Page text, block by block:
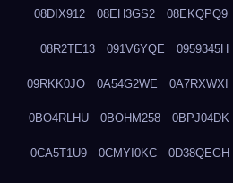
08DIX912 08EH3GS2 08EKQPQ9
08R2TE13 091V6YQE 0959345H
09RKK0JO 0A54G2WE 0A7RXWXI
0BO4RLHU 0BOHM258 0BPJ04DK
0CA5T1U9 0CMYI0KC 0D38QEGH